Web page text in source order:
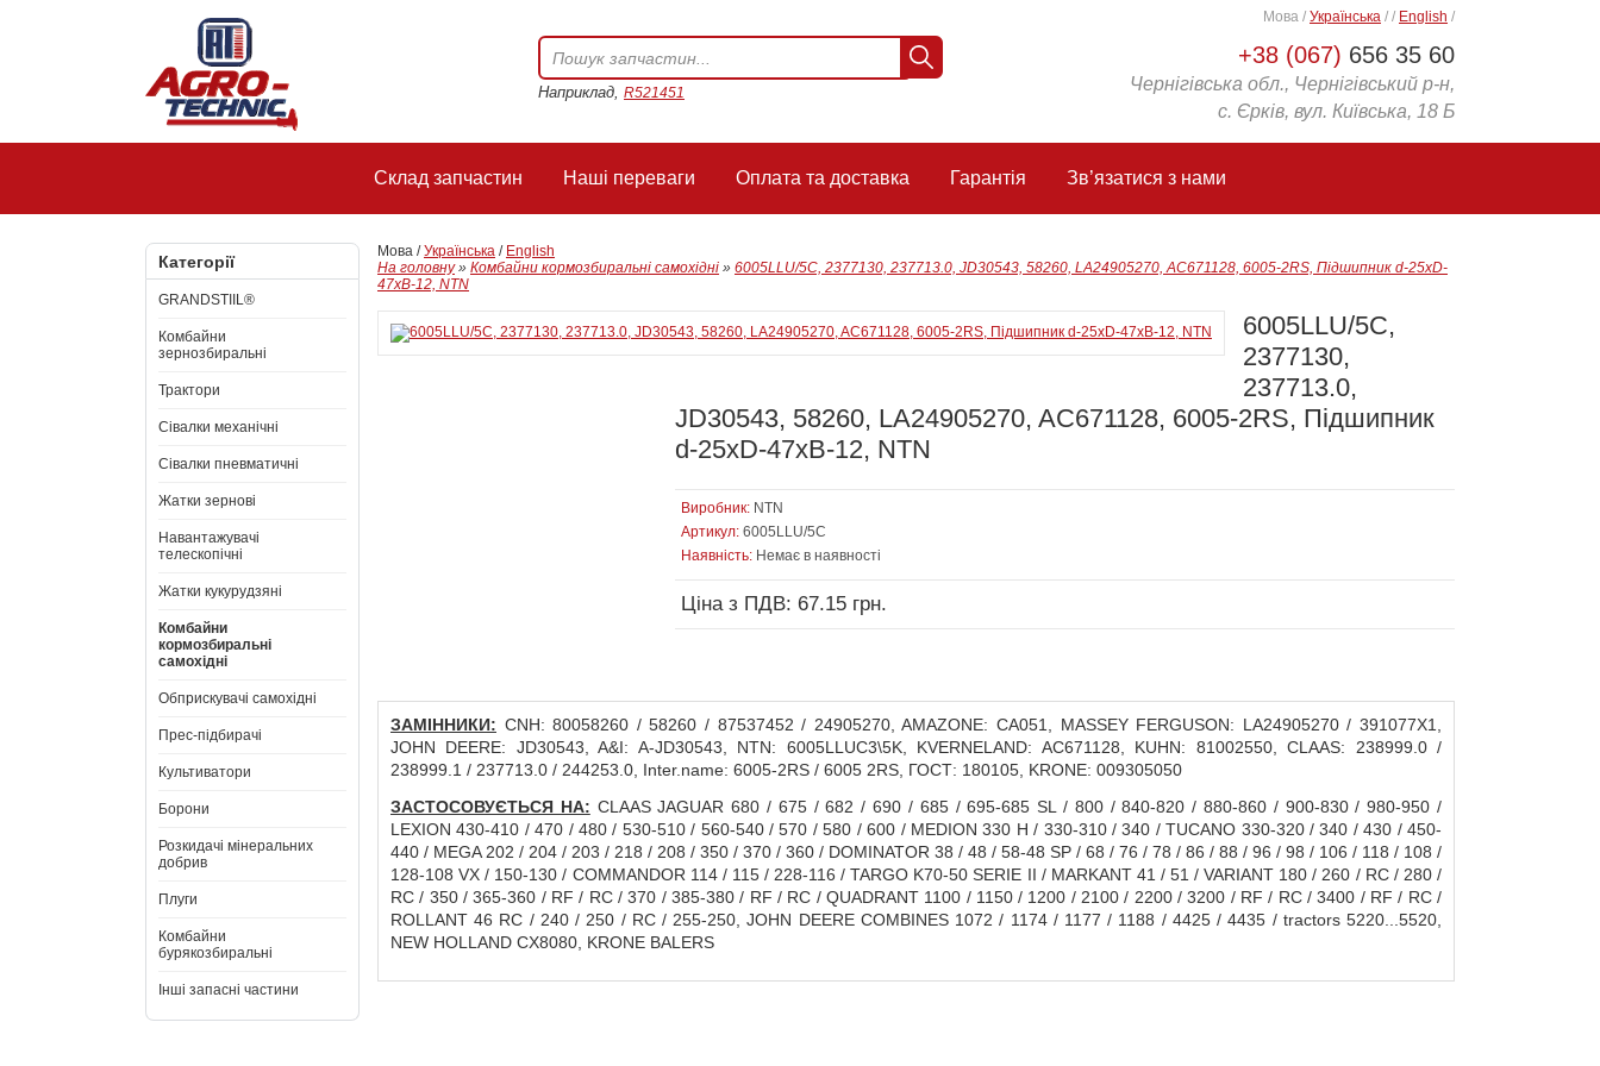
+38 (067) 656 35 60
Чернігівська обл., Чернігівський р-н,
с. Єрків, вул. Київська, 18 Б
Мова / Українська / / English /
Наприклад, R521451
Склад запчастин Наші переваги Оплата та доставка Гарантія Зв’язатися з нами
Категорії
GRANDSTIIL®
Комбайни
зернозбиральні
Трактори
Сівалки механічні
Сівалки пневматичні
Жатки зернові
Навантажувачі
телескопічні
Жатки кукурудзяні
Комбайни
кормозбиральні
самохідні
Обприскувачі самохідні
Прес-підбирачі
Культиватори
Борони
Розкидачі мінеральних
добрив
Плуги
Комбайни
бурякозбиральні
Інші запасні частини
Мова /Українська / English
На головну» Комбайни кормозбиральні самохідні » 6005LLU/5C, 2377130, 237713.0, JD30543, 58260, LA24905270, AC671128, 6005-2RS, Підшипник d-25xD-
47xB-12, NTN
6005LLU/5C,
2377130,
237713.0,
JD30543, 58260, LA24905270, AC671128, 6005-2RS, Підшипник
d-25xD-47xB-12, NTN
Виробник: NTN
Артикул: 6005LLU/5C
Наявність: Немає в наявності
Ціна з ПДВ: 67.15 грн.
ЗАМІННИКИ: CNH: 80058260 / 58260 / 87537452 / 24905270, AMAZONE: CA051, MASSEY FERGUSON: LA24905270 / 391077X1,
JOHN DEERE: JD30543, A&I: A-JD30543, NTN: 6005LLUC3\5K, KVERNELAND: AC671128, KUHN: 81002550, CLAAS: 238999.0 /
238999.1 / 237713.0 / 244253.0, Inter.name: 6005-2RS / 6005 2RS, ГОСТ: 180105, KRONE: 009305050
ЗАСТОСОВУЄТЬСЯ НА: CLAAS JAGUAR 680 / 675 / 682 / 690 / 685 / 695-685 SL / 800 / 840-820 / 880-860 / 900-830 / 980-950 /
LEXION 430-410 / 470 / 480 / 530-510 / 560-540 / 570 / 580 / 600 / MEDION 330 H / 330-310 / 340 / TUCANO 330-320 / 340 / 430 / 450-
440 / MEGA 202 / 204 / 203 / 218 / 208 / 350 / 370 / 360 / DOMINATOR 38 / 48 / 58-48 SP / 68 / 76 / 78 / 86 / 88 / 96 / 98 / 106 / 118 / 108 /
128-108 VX / 150-130 / COMMANDOR 114 / 115 / 228-116 / TARGO K70-50 SERIE II / MARKANT 41 / 51 / VARIANT 180 / 260 / RC / 280 /
RC / 350 / 365-360 / RF / RC / 370 / 385-380 / RF / RC / QUADRANT 1100 / 1150 / 1200 / 2100 / 2200 / 3200 / RF / RC / 3400 / RF / RC /
ROLLANT 46 RC / 240 / 250 / RC / 255-250, JOHN DEERE COMBINES 1072 / 1174 / 1177 / 1188 / 4425 / 4435 / tractors 5220...5520,
NEW HOLLAND CX8080, KRONE BALERS